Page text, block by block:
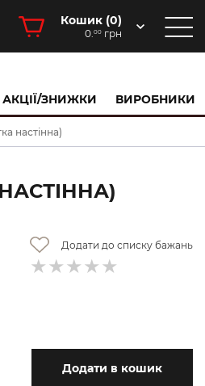
Кошик (0)
0.00 грн
АКЦІЇ/ЗНИЖКИ ВИРОБНИКИ
настінна)
НАСТІННА)
Додати до списку бажань
Додати в кошик